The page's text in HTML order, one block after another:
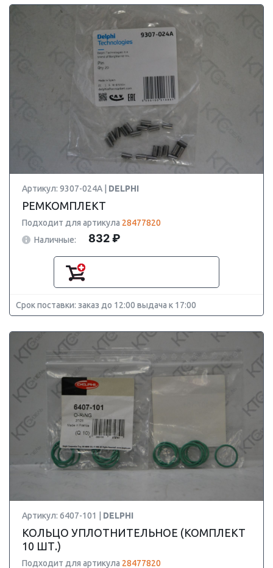
Артикул: 9307-024A | DELPHI
РЕМКОМПЛЕКТ
Подходит для артикула 28477820
Наличные:
832 ₽
Срок поставки: заказ до 12:00 выдача к 17:00
Артикул: 6407-101 | DELPHI
КОЛЬЦО УПЛОТНИТЕЛЬНОЕ (КОМПЛЕКТ
10 ШТ.)
Подходит для артикула 28477820